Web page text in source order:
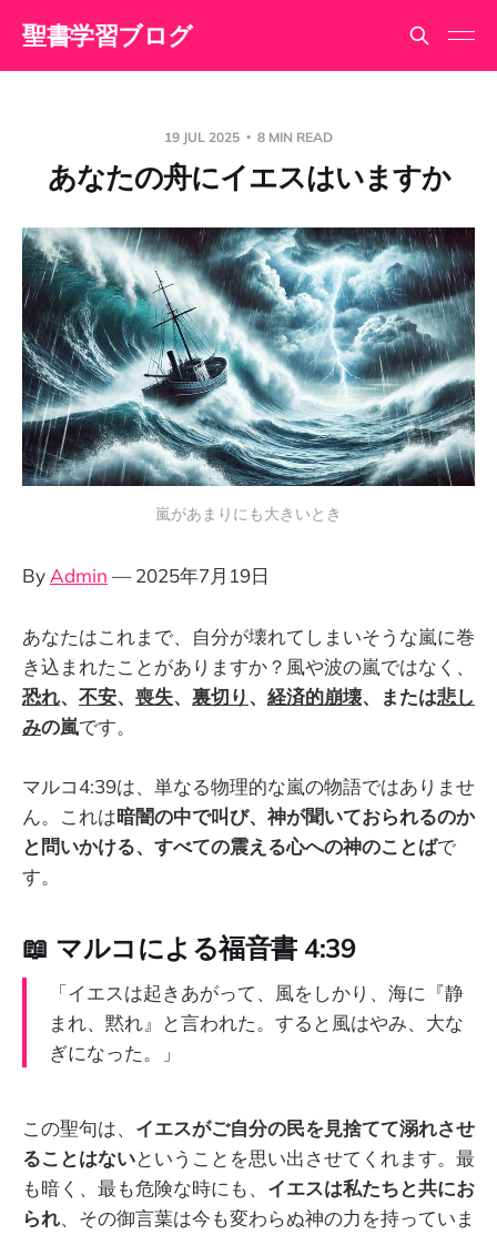
聖書学習ブログ
19 JUL 2025 8 MIN READ
あなたの舟にイエスはいますか
嵐があまりにも大きいとき
ByAdmin — 2025年7月19日
あなたはこれまで、自分が壊れてしまいそうな嵐に巻
き込まれたことがありますか？風や波の嵐ではなく、
恐れ、 不安、 喪失、 裏切り、 経済的崩壊、または悲し
みの嵐です。
マルコ4:39は、単なる物理的な嵐の物語ではありませ
ん。これは暗闇の中で叫び、神が聞いておられるのか
と問いかける、すべての震える心への神のことばで
す。
📖 マルコによる福音書 4:39
「イエスは起きあがって、風をしかり、海に『静
まれ、黙れ』と言われた。すると風はやみ、大な
ぎになった。」
この聖句は、 イエスがご自分の民を見捨てて溺れさせ
ることはないということを思い出させてくれます。最
も暗く、最も危険な時にも、 イエスは私たちと共にお
られ、その御言葉は今も変わらぬ神の力を持っていま